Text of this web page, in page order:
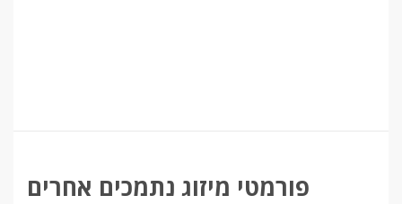
פורמטי מיזוג נתמכים אחרים